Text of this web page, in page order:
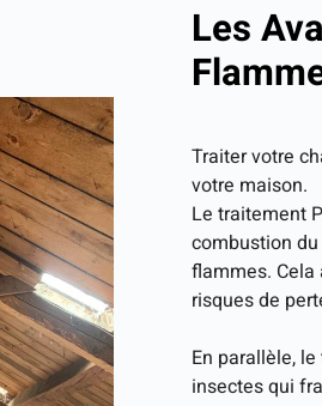
Les
Traiter votre
votre maison.
Le traitement
combustion
flammes. Cela
risques de
En parallèle,
insectes qui